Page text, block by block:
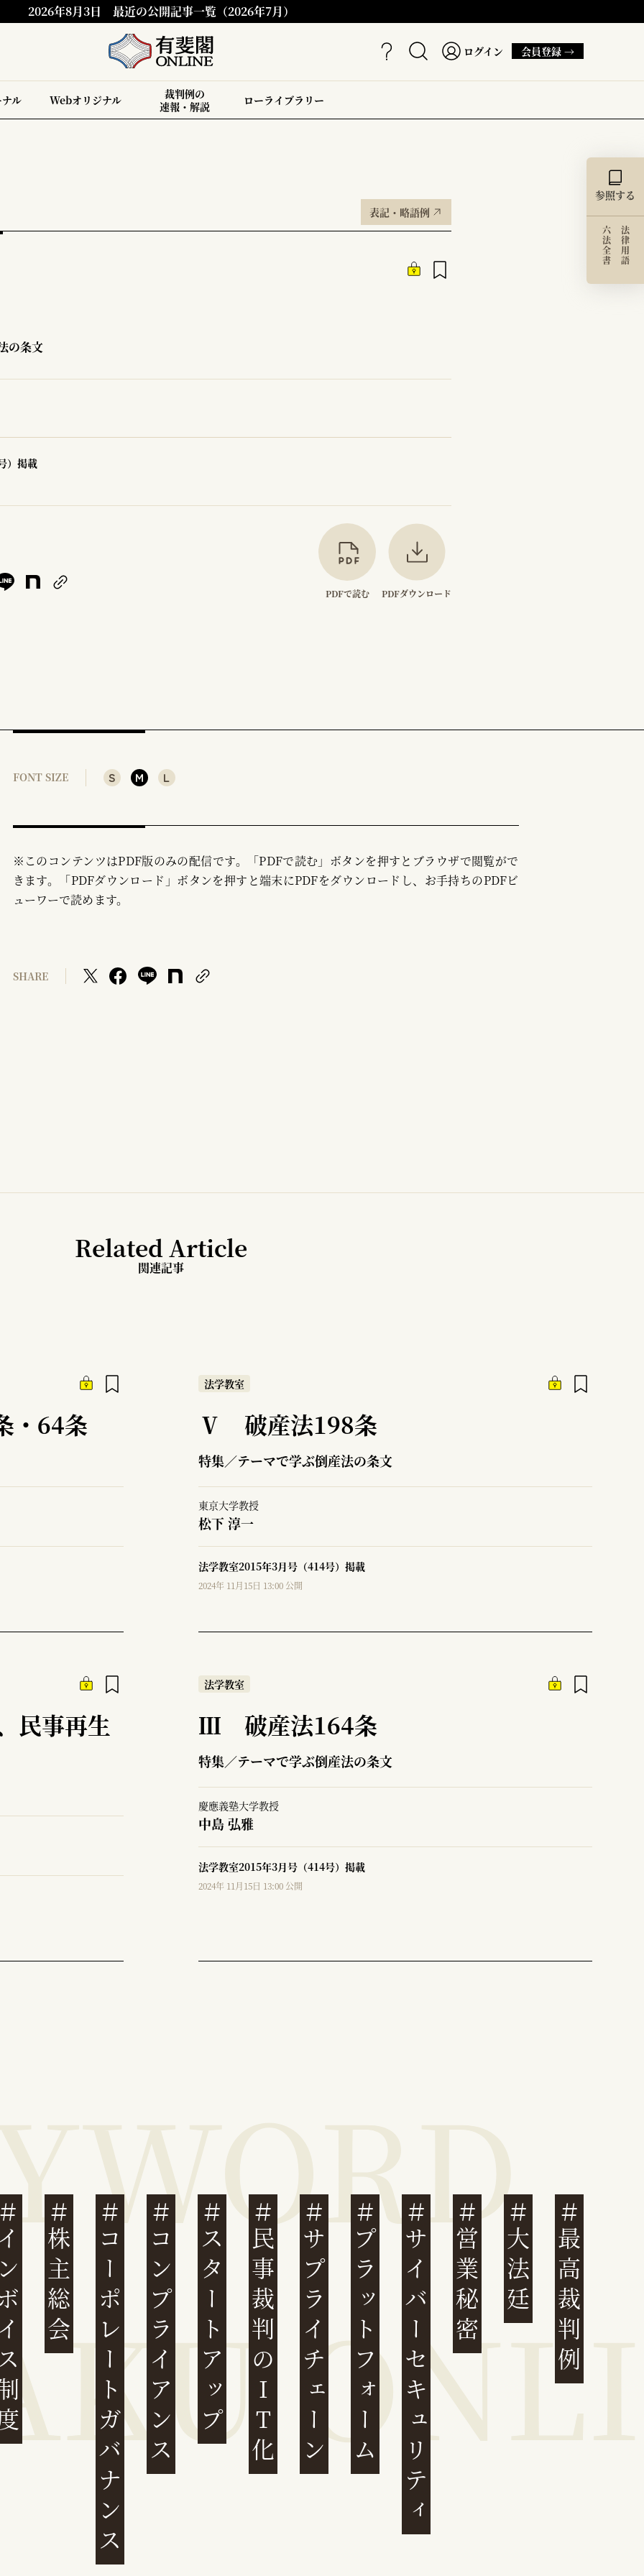
2026年8月3日 最近の公開記事一覧（2026年7月）
ログイン 会員登録 →
ル Webオリジナル
裁判例の
速報・解説
ローライブラリー
表記・略語例
の条文
）掲載
PDFで読む PDFダウンロード
参照する
法律用語
六法全書
FONT SIZE S M L
※このコンテンツはPDF版のみの配信です。「PDFで読む」ボタンを押すとブラウザで閲覧がで
きます。「PDFダウンロード」ボタンを押すと端末にPDFをダウンロードし、お手持ちのPDFビ
ューワーで読めます。
SHARE
Related Article
関連記事
・64条
法学教室
Ⅴ 破産法198条
特集／テーマで学ぶ倒産法の条文
東京大学教授
松下 淳一
法学教室2015年3月号（414号）掲載
2024年 11月15日 13:00 公開
民事再生
法学教室
Ⅲ 破産法164条
特集／テーマで学ぶ倒産法の条文
慶應義塾大学教授
中島 弘雅
法学教室2015年3月号（414号）掲載
2024年 11月15日 13:00 公開
制度 株主総会 コーポレートガバナンスコンプライアンススタートアップ民事裁判のIT化サプライチェーンプラットフォームサイバーセキュリティ 営業秘密 大法廷 最高裁判例